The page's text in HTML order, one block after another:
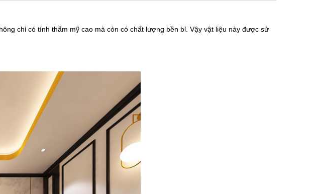
chỉ có tính thẩm mỹ cao mà còn có chất lượng bền bỉ. Vậy vật liệu này được sử